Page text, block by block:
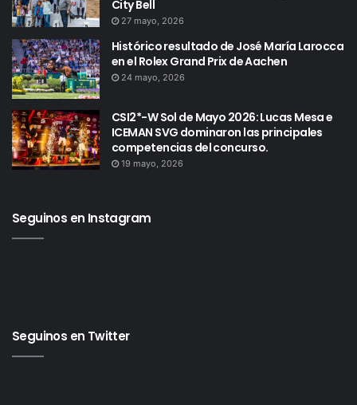
City Bell
27 mayo, 2026
Histórico resultado de José María Larocca
en el Rolex Grand Prix de Aachen
24 mayo, 2026
CSI2*-W Sol de Mayo 2026: Lucas Mesa e
ICEMAN SVG dominaron las principales
competencias del concurso.
19 mayo, 2026
Seguinos en Instagram
Seguinos en Twitter